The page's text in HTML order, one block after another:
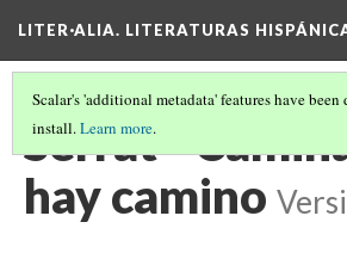
LITER·ALIA. LITERATURAS
Scalar's 'additional metadata' features have
install.Learn more.
Serrat -
hay camino